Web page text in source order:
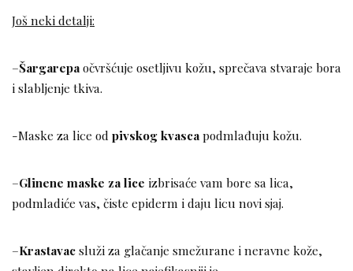
Još neki detalji:
–Šargarepaočvršćuje osetljivu kožu, sprečava stvaraje bora
i slabljenje tkiva.
-Maske za lice od pivskog kvascapodmlađuju kožu.
–Glinene maske za lice izbrisaće vam bore sa lica,
podmladiće vas, čiste epiderm i daju licu novi sjaj.
–Krastavacsluži za glačanje smežurane i neravne kože,